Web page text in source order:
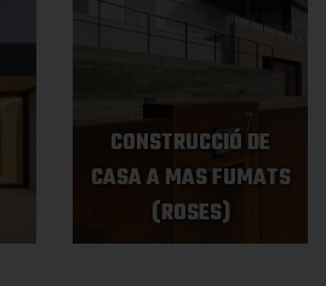
CONSTRUCCIÓ DE
CASA A MAS FUMATS
(ROSES)